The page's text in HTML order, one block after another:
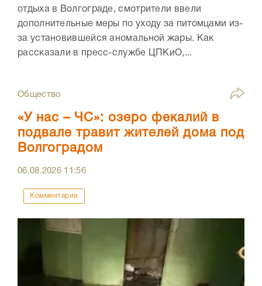
отдыха в Волгограде, смотрители ввели
дополнительные меры по уходу за питомцами из-
за установившейся аномальной жары. Как
рассказали в пресс-службе ЦПКиО,...
Общество
«У нас – ЧС»: озеро фекалий в
подвале травит жителей дома под
Волгоградом
06.08.2026 11:56
Комментарии